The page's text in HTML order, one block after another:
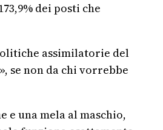
dei posti che
assimilatorie del
se non da chi vorrebbe
e una mela al maschio,